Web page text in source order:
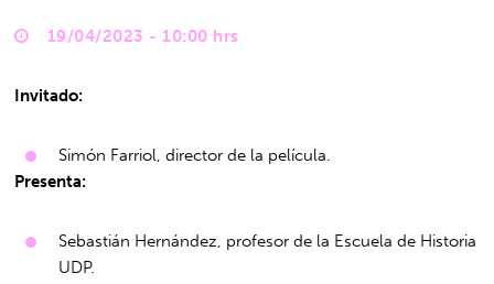
19/04/2023 - 10:00 hrs
Invitado:
Simón Farriol, director de la película.
Presenta:
Sebastián Hernández, profesor de la Escuela de Historia
UDP.